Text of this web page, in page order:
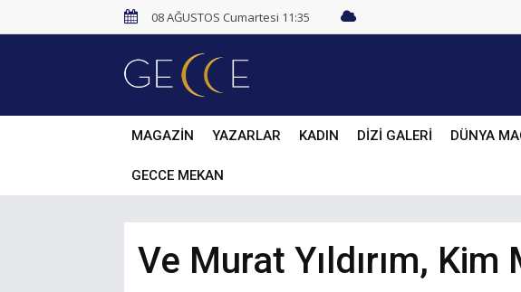
08 AĞUSTOS Cumartesi 11:35
MAGAZİN YAZARLAR KADIN DİZİ GALERİ DÜNYA
GECCE MEKAN
Ve Murat Yıldırım,